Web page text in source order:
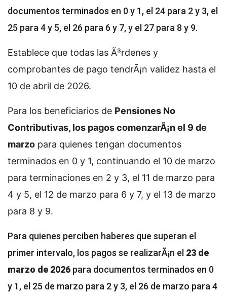
documentos terminados en 0 y 1, el 24 para 2 y 3, el
25 para 4 y 5, el 26 para 6 y 7, y el 27 para 8 y 9.
Establece que todas las Ã³rdenes y
comprobantes de pago tendrÃ¡n validez hasta el
10 de abril de 2026.
Para los beneficiarios de Pensiones No
Contributivas, los pagos comenzarÃ¡n el 9 de
marzo para quienes tengan documentos
terminados en 0 y 1, continuando el 10 de marzo
para terminaciones en 2 y 3, el 11 de marzo para
4 y 5, el 12 de marzo para 6 y 7, y el 13 de marzo
para 8 y 9.
Para quienes perciben haberes que superan el
primer intervalo, los pagos se realizarÃ¡n el 23 de
marzo de 2026 para documentos terminados en 0
y 1, el 25 de marzo para 2 y 3, el 26 de marzo para 4